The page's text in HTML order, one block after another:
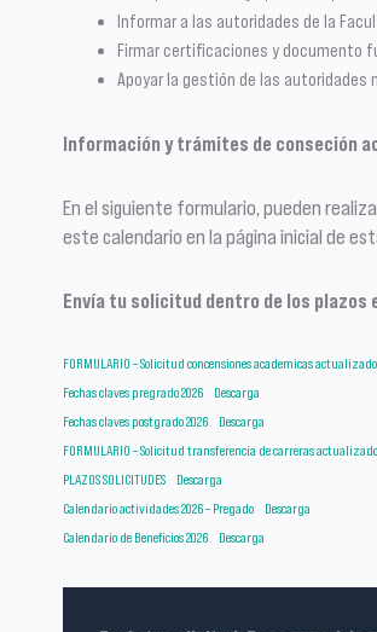
Informar a las autoridades de la
Firmar certificaciones y documento
Apoyar la gestión de las autoridades
Información y trámites de conseción
En el siguiente formulario, pueden
este calendario en la página inicial de
Envía tu solicitud dentro de los plazos
FORMULARIO – Solicitud concensiones academicas actualizado
Fechas claves pregrado 2026
Descarga
Fechas claves postgrado 2026
Descarga
FORMULARIO – Solicitud transferencia de carreras actualizado
PLAZOS SOLICITUDES
Descarga
Calendario actividades 2026 – Pregado
Descarga
Calendario de Beneficios 2026
Descarga